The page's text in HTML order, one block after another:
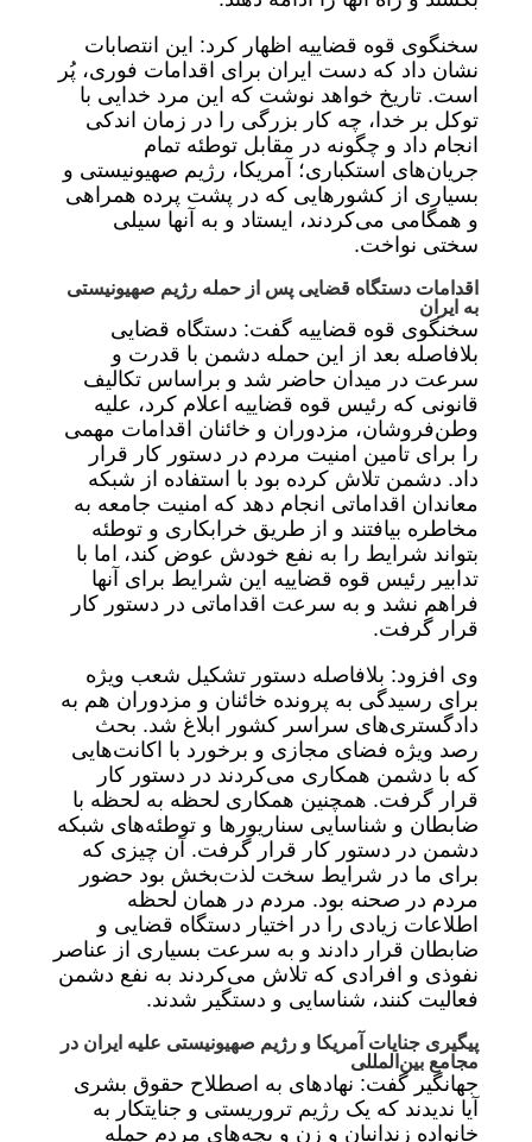
سخنگوی قوه قضاییه اظهار کرد: این انتصابات
نشان داد که دست ایران برای اقدامات فوری، پُر
است. تاریخ خواهد نوشت که این مرد خدایی با
توکل بر خدا، چه کار بزرگی را در زمان اندکی
انجام داد و چگونه در مقابل توطئه تمام
جریان‌های استکباری؛ آمریکا، رژیم صهیونیستی و
بسیاری از کشور‌هایی که در پشت پرده همراهی
و همگامی می‌کردند، ایستاد و به آنها سیلی
سختی نواخت.
اقدامات دستگاه قضایی پس از حمله رژیم صهیونیستی
به ایران
سخنگوی قوه قضاییه گفت: دستگاه قضایی
بلافاصله بعد از این حمله دشمن با قدرت و
سرعت در میدان حاضر شد و براساس تکالیف
قانونی که رئیس قوه قضاییه اعلام کرد، علیه
وطن‌فروشان، مزدوران و خائنان اقدامات مهمی
را برای تامین امنیت مردم در دستور کار قرار
داد. دشمن تلاش کرده بود با استفاده از شبکه
معاندان اقداماتی انجام دهد که امنیت جامعه به
مخاطره بیافتند و از طریق خرابکاری و توطئه
بتواند شرایط را به نفع خودش عوض کند، اما با
تدابیر رئیس قوه قضاییه این شرایط برای آنها
فراهم نشد و به سرعت اقداماتی در دستور کار
قرار گرفت.
وی افزود: بلافاصله دستور تشکیل شعب ویژه
برای رسیدگی به پرونده خائنان و مزدوران هم به
دادگستری‌های سراسر کشور ابلاغ شد. بحث
رصد ویژه فضای مجازی و برخورد با اکانت‌هایی
که با دشمن همکاری می‌کردند در دستور کار
قرار گرفت. همچنین همکاری لحظه به لحظه با
ضابطان و شناسایی سناریور‌ها و توطئه‌های شبکه
دشمن در دستور کار قرار گرفت. آن چیزی که
برای ما در شرایط سخت لذت‌بخش بود حضور
مردم در صحنه بود. مردم در همان لحظه
اطلاعات زیادی را در اختیار دستگاه قضایی و
ضابطان قرار دادند و به سرعت بسیاری از عناصر
نفوذی و افرادی که تلاش می‌کردند به نفع دشمن
فعالیت کنند، شناسایی و دستگیر شدند.
پیگیری جنایات آمریکا و رژیم صهیونیستی علیه ایران در
مجامع بین‌المللی
جهانگیر گفت: نهاد‌های به اصطلاح حقوق بشری
آیا ندیدند که یک رژیم تروریستی و جنایتکار به
خانواده زندانیان و زن و بچه‌های مردم حمله